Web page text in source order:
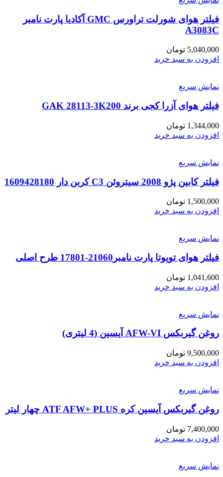
فیلتر هوای شورلت تراورس GMC آکادیا پارت نامبر
A3083C
5,040,000 تومان
افزودن به سبد خرید
نمایش سریع
فیلتر هوای آزرا کجی برند GAK 28113-3K200
1,344,000 تومان
افزودن به سبد خرید
نمایش سریع
فیلتر کابین پژو 2008 سیتروئن C3 کربن دار 1609428180
1,500,000 تومان
افزودن به سبد خرید
نمایش سریع
فیلتر هوای تویوتا پارت نامبر21060-17801 طرح اصلی
1,041,600 تومان
افزودن به سبد خرید
نمایش سریع
روغن گیربکس AFW-VI آیسین (4 لیتری)
9,500,000 تومان
افزودن به سبد خرید
نمایش سریع
روغن گیربکس آیسین کره ATF AFW+ PLUS چهار لیتر
7,400,000 تومان
افزودن به سبد خرید
نمایش سریع